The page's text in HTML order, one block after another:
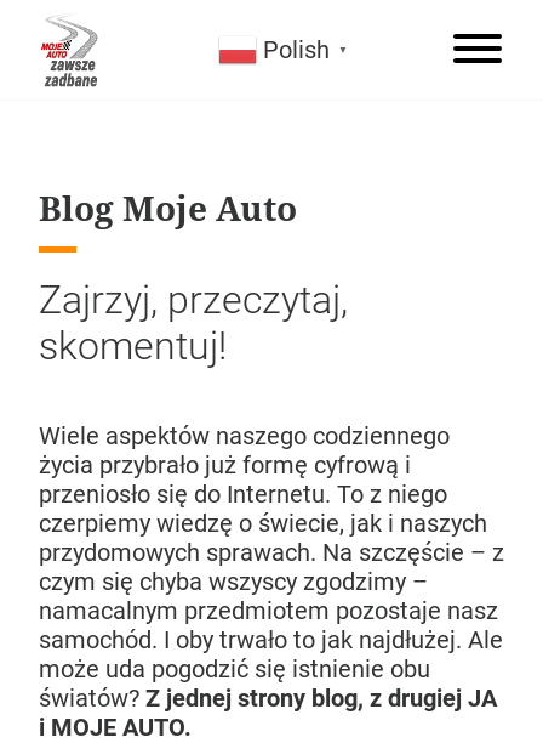
Polish ▼
Zaparowane szyby – jak sobie z nimi
poradzić?
Jakie są rodzaje samochodów hybrydowych?
mHEV, HEV, PHEV, REEV?
Przyciemnianie szyb – czy można i jak
zrobić w 2026?
8 zasad odpowiedzialnego kierowcy na
Dzień Kobiet
Blog Moje Auto
Zajrzyj, przeczytaj,
skomentuj!
Wiele aspektów naszego codziennego
życia przybrało już formę cyfrową i
przeniosło się do Internetu. To z niego
czerpiemy wiedzę o świecie, jak i naszych
przydomowych sprawach. Na szczęście – z
czym się chyba wszyscy zgodzimy –
namacalnym przedmiotem pozostaje nasz
samochód. I oby trwało to jak najdłużej. Ale
może uda pogodzić się istnienie obu
światów? Z jednej strony blog, z drugiej JA
i MOJE AUTO.